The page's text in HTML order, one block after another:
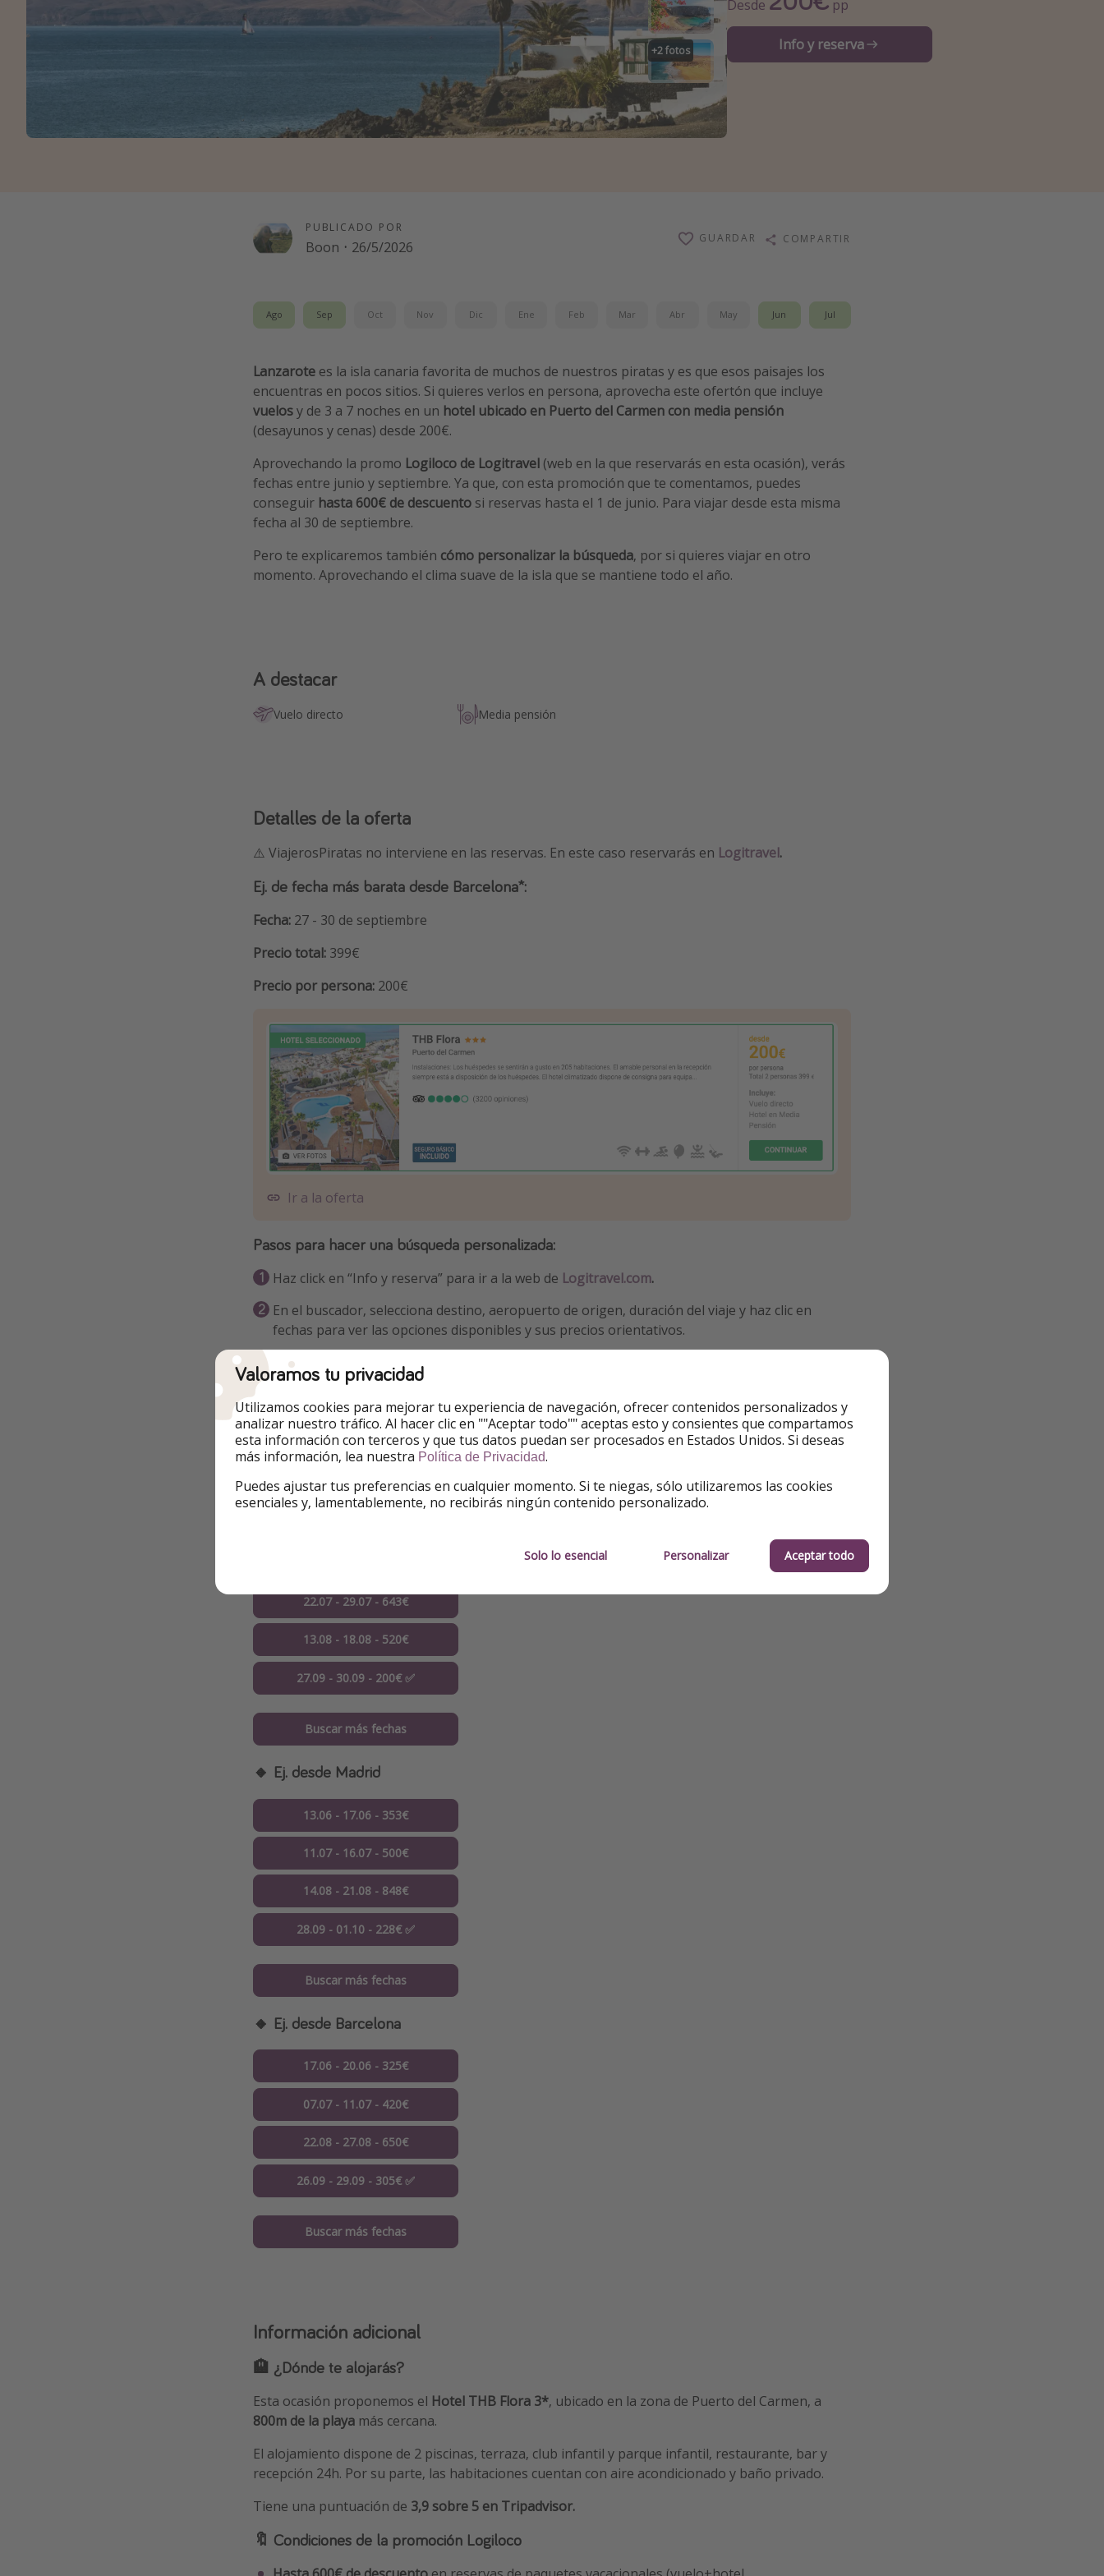
+2fotos
Desde pp
Info y reserva
PUBLICADO POR
Boon · 26/5/2026
GUARDAR COMPARTIR
Ago Sep Oct Nov Dic Ene Feb Mar Abr May Jun Jul
Lanzarote es la isla canaria favorita de muchos de nuestros piratas y es que esos paisajes los
encuentras en pocos sitios. Si quieres verlos en persona, aprovecha este ofertón que incluye
vuelosy de 3 a 7 noches en un hotel ubicado en Puerto del Carmen con media pensión
(desayunos y cenas) desde 200€.
Aprovechando la promo Logiloco de Logitravel (web en la que reservarás en esta ocasión), verás
fechas entre junio y septiembre. Ya que, con esta promoción que te comentamos, puedes
conseguir hasta 600€ de descuento si reservas hasta el 1 de junio. Para viajar desde esta misma
fecha al 30 de septiembre.
Pero te explicaremos también cómo personalizar la búsqueda, por si quieres viajar en otro
momento. Aprovechando el clima suave de la isla que se mantiene todo el año.
A destacar
Vuelo directo Media pensión
Detalles de la oferta
⚠️ ViajerosPiratas no interviene en las reservas. En este caso reservarás en Logitravel.
Ej. de fecha más barata desde Barcelona*:
Fecha: 27 - 30 de septiembre
Precio total: 399€
Precio por persona: 200€
Ir a la oferta
Pasos para hacer una búsqueda personalizada:
Haz click en “Info y reserva” para ir a la web de Logitravel.com.
En el buscador, selecciona destino, aeropuerto de origen, duración del viaje y haz clic en
fechas para ver las opciones disponibles y sus precios orientativos.
Selecciona la que te interese y sigue los pasos para finalizar la reserva.
Otras opciones
✅ Ejemplos de paquetes basado en 2 adultos,precio por persona .
22.07 - 29.07 - 643€
13.08 - 18.08 - 520€
27.09 - 30.09 - 200€ ✅
Buscar más fechas
🔸 Ej. desde Madrid
13.06 - 17.06 - 353€
11.07 - 16.07 - 500€
14.08 - 21.08 - 848€
28.09 - 01.10 - 228€ ✅
Buscar más fechas
🔸 Ej. desde Barcelona
17.06 - 20.06 - 325€
07.07 - 11.07 - 420€
22.08 - 27.08 - 650€
26.09 - 29.09 - 305€ ✅
Buscar más fechas
Información adicional
🏨 ¿Dónde te alojarás?
Esta ocasión proponemos el Hotel THB Flora 3*, ubicado en la zona de Puerto del Carmen, a
800m de la playa más cercana.
El alojamiento dispone de 2 piscinas, terraza, club infantil y parque infantil, restaurante, bar y
recepción 24h. Por su parte, las habitaciones cuentan con aire acondicionado y baño privado.
Tiene una puntuación de 3,9 sobre 5 en Tripadvisor.
🔖 Condiciones de la promoción Logiloco
Valoramos tu privacidad
Utilizamos cookies para mejorar tu experiencia de navegación, ofrecer contenidos personalizados y
analizar nuestro tráfico. Al hacer clic en ""Aceptar todo"" aceptas esto y consientes que compartamos
esta información con terceros y que tus datos puedan ser procesados en Estados Unidos. Si deseas
más información, lea nuestra Política de Privacidad.
Puedes ajustar tus preferencias en cualquier momento. Si te niegas, sólo utilizaremos las cookies
esenciales y, lamentablemente, no recibirás ningún contenido personalizado.
Solo lo esencial Personalizar Aceptar todo